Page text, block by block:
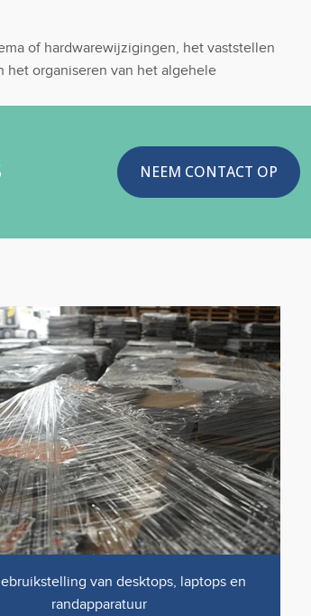
of hardwarewijzigingen, het vaststellen
het organiseren van het algehele
NEEM CONTACT OP
van desktops, laptops en
randapparatuur